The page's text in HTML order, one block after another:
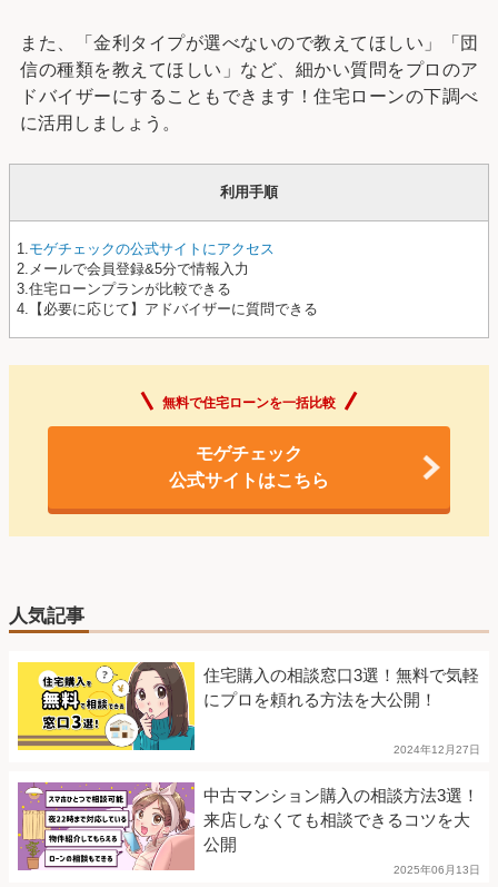
また、「金利タイプが選べないので教えてほしい」「団
信の種類を教えてほしい」など、細かい質問をプロのア
ドバイザーにすることもできます！住宅ローンの下調べ
に活用しましょう。
利用手順
1. モゲチェックの公式サイトにアクセス
2.メールで会員登録&5分で情報入力
3.住宅ローンプランが比較できる
4.【必要に応じて】アドバイザーに質問できる
無料で住宅ローンを一括比較
モゲチェック
公式サイトはこちら
人気記事
住宅購入の相談窓口3選！無料で気軽
にプロを頼れる方法を大公開！
2024年12月27日
中古マンション購入の相談方法3選！
来店しなくても相談できるコツを大
公開
2025年06月13日